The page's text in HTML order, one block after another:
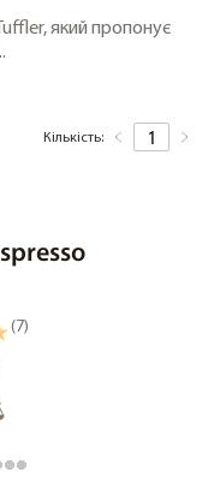
який пропонує
Кількість:
(7)